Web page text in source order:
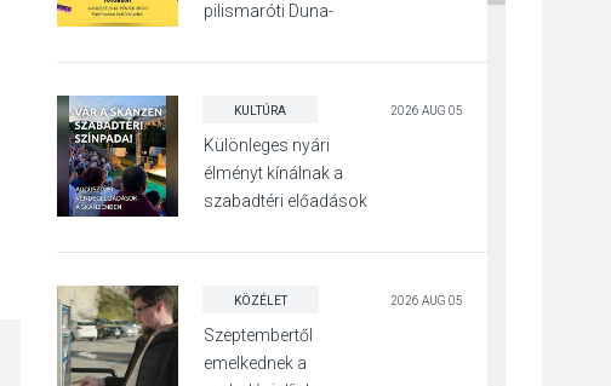
pilismaróti Duna-
KULTÚRA 2026 AUG 05
Különleges nyári
élményt kínálnak a
szabadtéri előadások
KÖZÉLET 2026 AUG 05
Szeptembertől
emelkednek a